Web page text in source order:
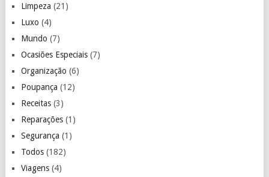
Limpeza (21)
Luxo (4)
Mundo (7)
Ocasiões Especiais(7)
Organização (6)
Poupança (12)
Receitas(3)
Reparações(1)
Segurança (1)
Todos(182)
Viagens(4)